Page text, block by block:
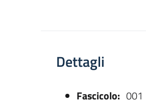
Dettagli
Fascicolo: 001